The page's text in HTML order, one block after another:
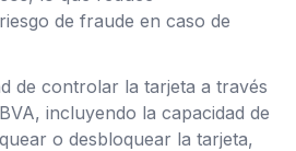
de fraude en caso de
de controlar la tarjeta a través
incluyendo la capacidad de
o desbloquear la tarjeta,